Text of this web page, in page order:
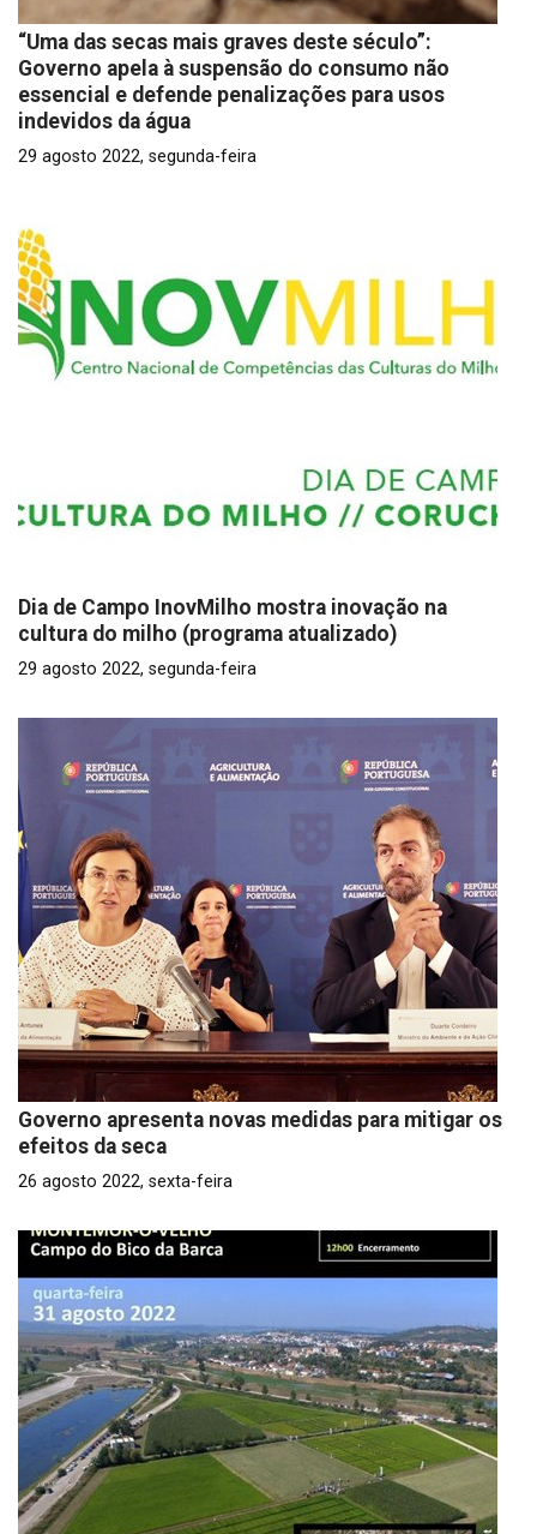
“Uma das secas mais graves deste século”:
Governo apela à suspensão do consumo não
essencial e defende penalizações para usos
indevidos da água
29 agosto 2022, segunda-feira
Dia de Campo InovMilho mostra inovação na
cultura do milho (programa atualizado)
29 agosto 2022, segunda-feira
Governo apresenta novas medidas para mitigar os
efeitos da seca
26 agosto 2022, sexta-feira